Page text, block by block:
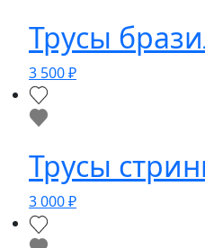
Трусы
3 500₽
Трусы
3 000₽